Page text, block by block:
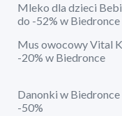
Mleko dla dzieci
do -52% w Biedronce
Mus owocowy Vital
-20% w Biedronce
Danonki w Biedronce
-50%